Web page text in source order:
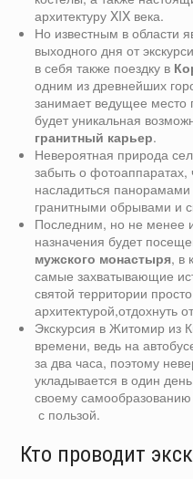
архитектуру XIX века.
Но известным в области
выходного дня от
в себя также поездку в
одним из древнейших
занимает ведущее место
будет уникальная
гранитный карьер.
Невероятная природа
забыть о
насладиться
гранитными обрывами и
Последним, но не менее
назначения будет
мужского монастыря, в
самые захватывающие
святой территории
архитектурой,отдохнуть
Экскурсия в Житомир из
времени, ведь на
за два часа, поэтому
укладывается в один
своему
с пользой.
Кто проводит